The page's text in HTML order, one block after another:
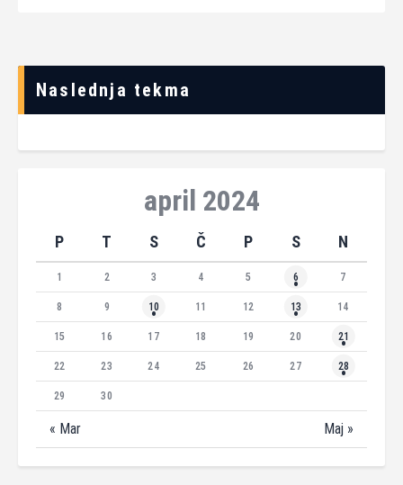
Naslednja tekma
april 2024
P T S Č P S N
« Mar Maj »
1 2 3 4 5 6 7
8 9 10 11 12 13 14
15 16 17 18 19 20 21
22 23 24 25 26 27 28
29 30